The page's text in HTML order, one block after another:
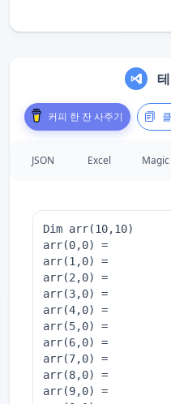
커피 한 잔 사주기
JSON Excel Magic